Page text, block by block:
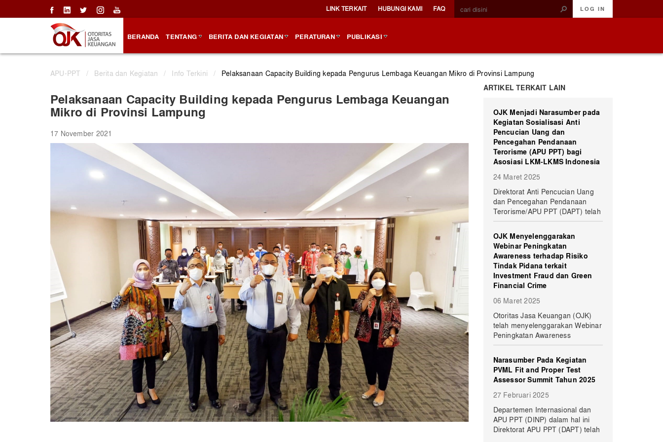
LOG IN
LINK TERKAIT HUBUNGI KAMI FAQ
BERANDA TENTANG BERITA DAN KEGIATAN PERATURAN PUBLIKASI
APU-PPT / Berita dan Kegiatan / Info Terkini / Pelaksanaan Capacity Building kepada Pengurus Lembaga Keuangan Mikro di Provinsi Lampung
Pelaksanaan Capacity Building kepada Pengurus Lembaga Keuangan
Mikro di Provinsi Lampung
17 November 2021
ARTIKEL TERKAIT LAIN
OJK Menjadi Narasumber pada
Kegiatan Sosialisasi Anti
Pencucian Uang dan
Pencegahan Pendanaan
Terorisme (APU PPT) bagi
Asosiasi LKM-LKMS Indonesia
24 Maret 2025
​Direktorat Anti Pencucian Uang
dan Pencegahan Pendanaan
Terorisme/APU PPT (DAPT) telah
OJK Menyelenggarakan
Webinar Peningkatan
Awareness terhadap Risiko
Tindak Pidana terkait
Investment Fraud dan Green
Financial Crime
06 Maret 2025
​​Otoritas Jasa Keuangan (OJK)
telah menyelenggarakan Webinar
Peningkatan Awareness
Narasumber Pada Kegiatan
PVML Fit and Proper Test
Assessor Summit Tahun 2025
27 Februari 2025
Departemen Internasional dan
APU PPT (DINP) dalam hal ini
Direktorat APU PPT (DAPT) telah